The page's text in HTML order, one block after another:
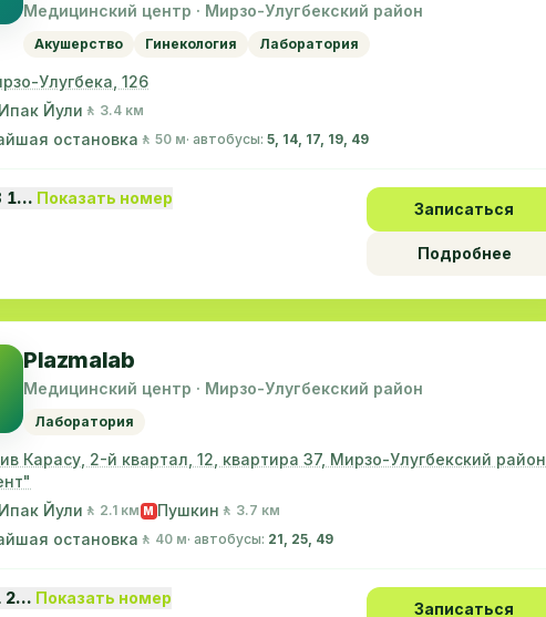
Медицинский центр · Мирзо-Улугбекский район
Акушерство Гинекология Лаборатория
Улугбека, 126
Йули 🚶 3.4 км
остановка 🚶 50 м· автобусы: 5, 14, 17, 19, 49
1… Показать номер
Записаться
Подробнее
Plazmalab
Медицинский центр · Мирзо-Улугбекский район
Лаборатория
Карасу, 2-й квартал, 12, квартира 37, Мирзо-Улугбекский район,
Йули 🚶 2.1 км M Пушкин 🚶 3.7 км
остановка 🚶 40 м· автобусы: 21, 25, 49
2… Показать номер
Записаться